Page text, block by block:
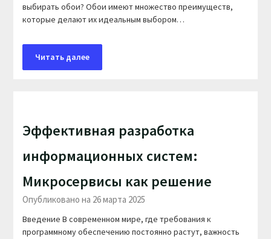
выбирать обои? Обои имеют множество преимуществ,
которые делают их идеальным выбором…
Читать далее
Эффективная разработка
информационных систем:
Микросервисы как решение
Опубликовано на 26 марта 2025
Введение В современном мире, где требования к
программному обеспечению постоянно растут, важность